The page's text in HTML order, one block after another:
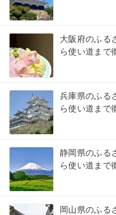
大阪府のふる
ら使い道まで
兵庫県のふる
ら使い道まで
静岡県のふる
ら使い道まで
岡山県のふる